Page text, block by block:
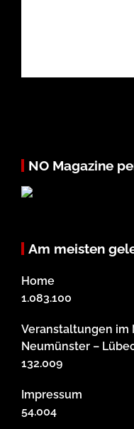
NO Magazine
Am meisten
Home
1.083.100
Veranstaltungen im
Neumünster –
132.009
Impressum
54.004